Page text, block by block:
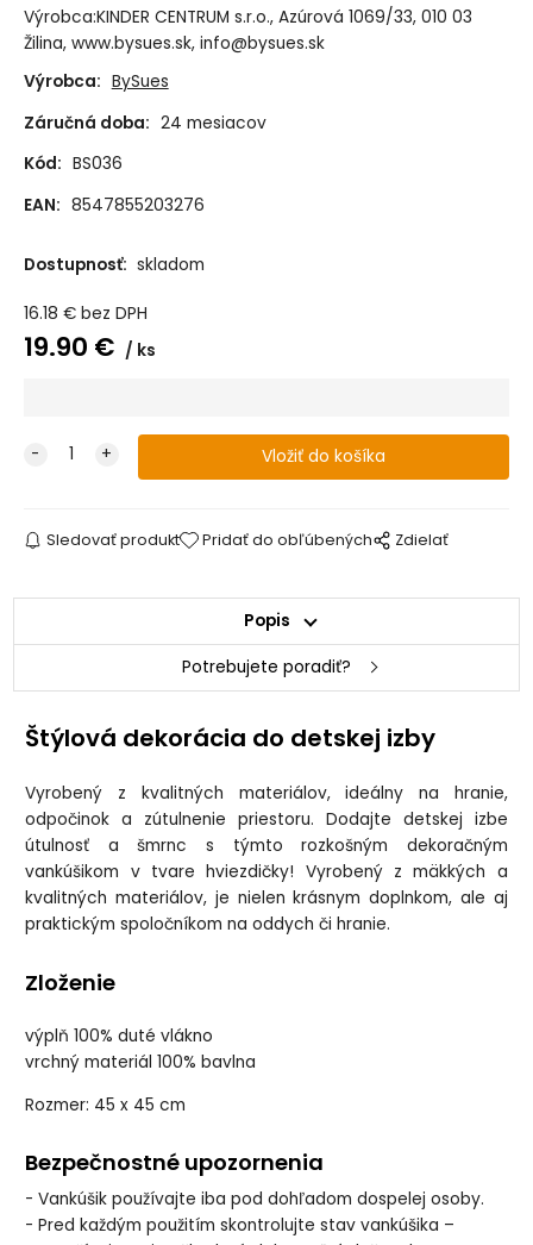
Výrobca:KINDER CENTRUM s.r.o., Azúrová 1069/33, 010 03
Žilina, www.bysues.sk, info@bysues.sk
Výrobca: BySues
Záručná doba: 24 mesiacov
Kód: BS036
EAN: 8547855203276
Dostupnosť: skladom
16.18 € bez DPH
19.90 € ks
Sledovať produkt Pridať do obľúbených Zdielať
Popis
Potrebujete poradiť?
Štýlová dekorácia do detskej izby
Vyrobený z kvalitných materiálov, ideálny na hranie,
odpočinok a zútulnenie priestoru. Dodajte detskej izbe
útulnosť a šmrnc s týmto rozkošným dekoračným
vankúšikom v tvare hviezdičky! Vyrobený z mäkkých a
kvalitných materiálov, je nielen krásnym doplnkom, ale aj
praktickým spoločníkom na oddych či hranie.
Zloženie
výplň 100% duté vlákno
vrchný materiál 100% bavlna
Rozmer: 45 x 45 cm
Bezpečnostné upozornenia
- Vankúšik používajte iba pod dohľadom dospelej osoby.
- Pred každým použitím skontrolujte stav vankúšika –